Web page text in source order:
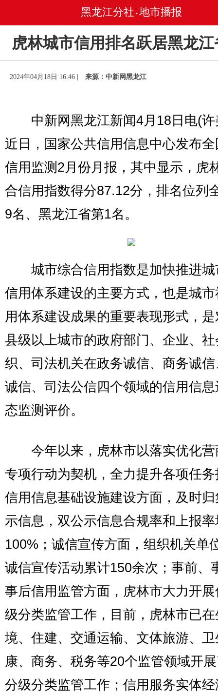
黑龙江分社 • 地市播报
虎林城市信用排名跃居黑龙
2024年04月18日 16:46 | 来源：中新网黑龙江
中新网黑龙江新闻4月18日电(许
近日，国家公共信用信息中心发布
信用监测2月份月报，其中显示，虎
合信用指数得分87.12分，排名位列
9名、黑龙江省第1名。
城市综合信用指数是加快推进城
信用体系建设的主要方式，也是城
用体系建设成果的重要表现形式，
县级以上城市的政府部门、企业、
织、司法机关在政务诚信、商务诚
诚信、司法公信四个领域的信用信
态监测评价。
今年以来，虎林市以落实优化营
专项行动为契机，全力提升各项任
信用信息基础设施建设方面，及时
示信息，双公示信息合规率和上报
100%；诚信宣传方面，组织机关单
诚信宣传活动累计150余次；事前、
事后信用监管方面，虎林市大力开
级分类监管工作，目前，虎林市已
境、住建、交通运输、文体旅游、
康、商务、税务等20个监管领域开
分级分类监管工作；信用服务实体